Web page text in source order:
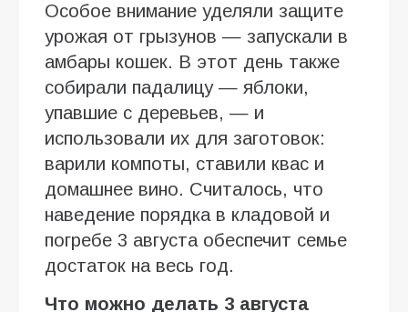
Особое внимание уделяли защите
урожая от грызунов — запускали в
амбары кошек. В этот день также
собирали падалицу — яблоки,
упавшие с деревьев, — и
использовали их для заготовок:
варили компоты, ставили квас и
домашнее вино. Считалось, что
наведение порядка в кладовой и
погребе 3 августа обеспечит семье
достаток на весь год.
Что можно делать 3 августа